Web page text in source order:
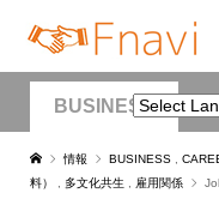
BUSINESS
情報 BUSINESS
料）
多文化共生 雇用関係